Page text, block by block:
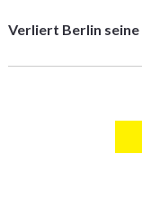
Verliert Berlin